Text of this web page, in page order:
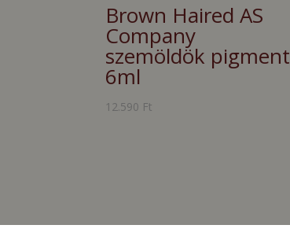
Brown Haired AS
Company
szemöldök pigment
6ml
12.590 Ft